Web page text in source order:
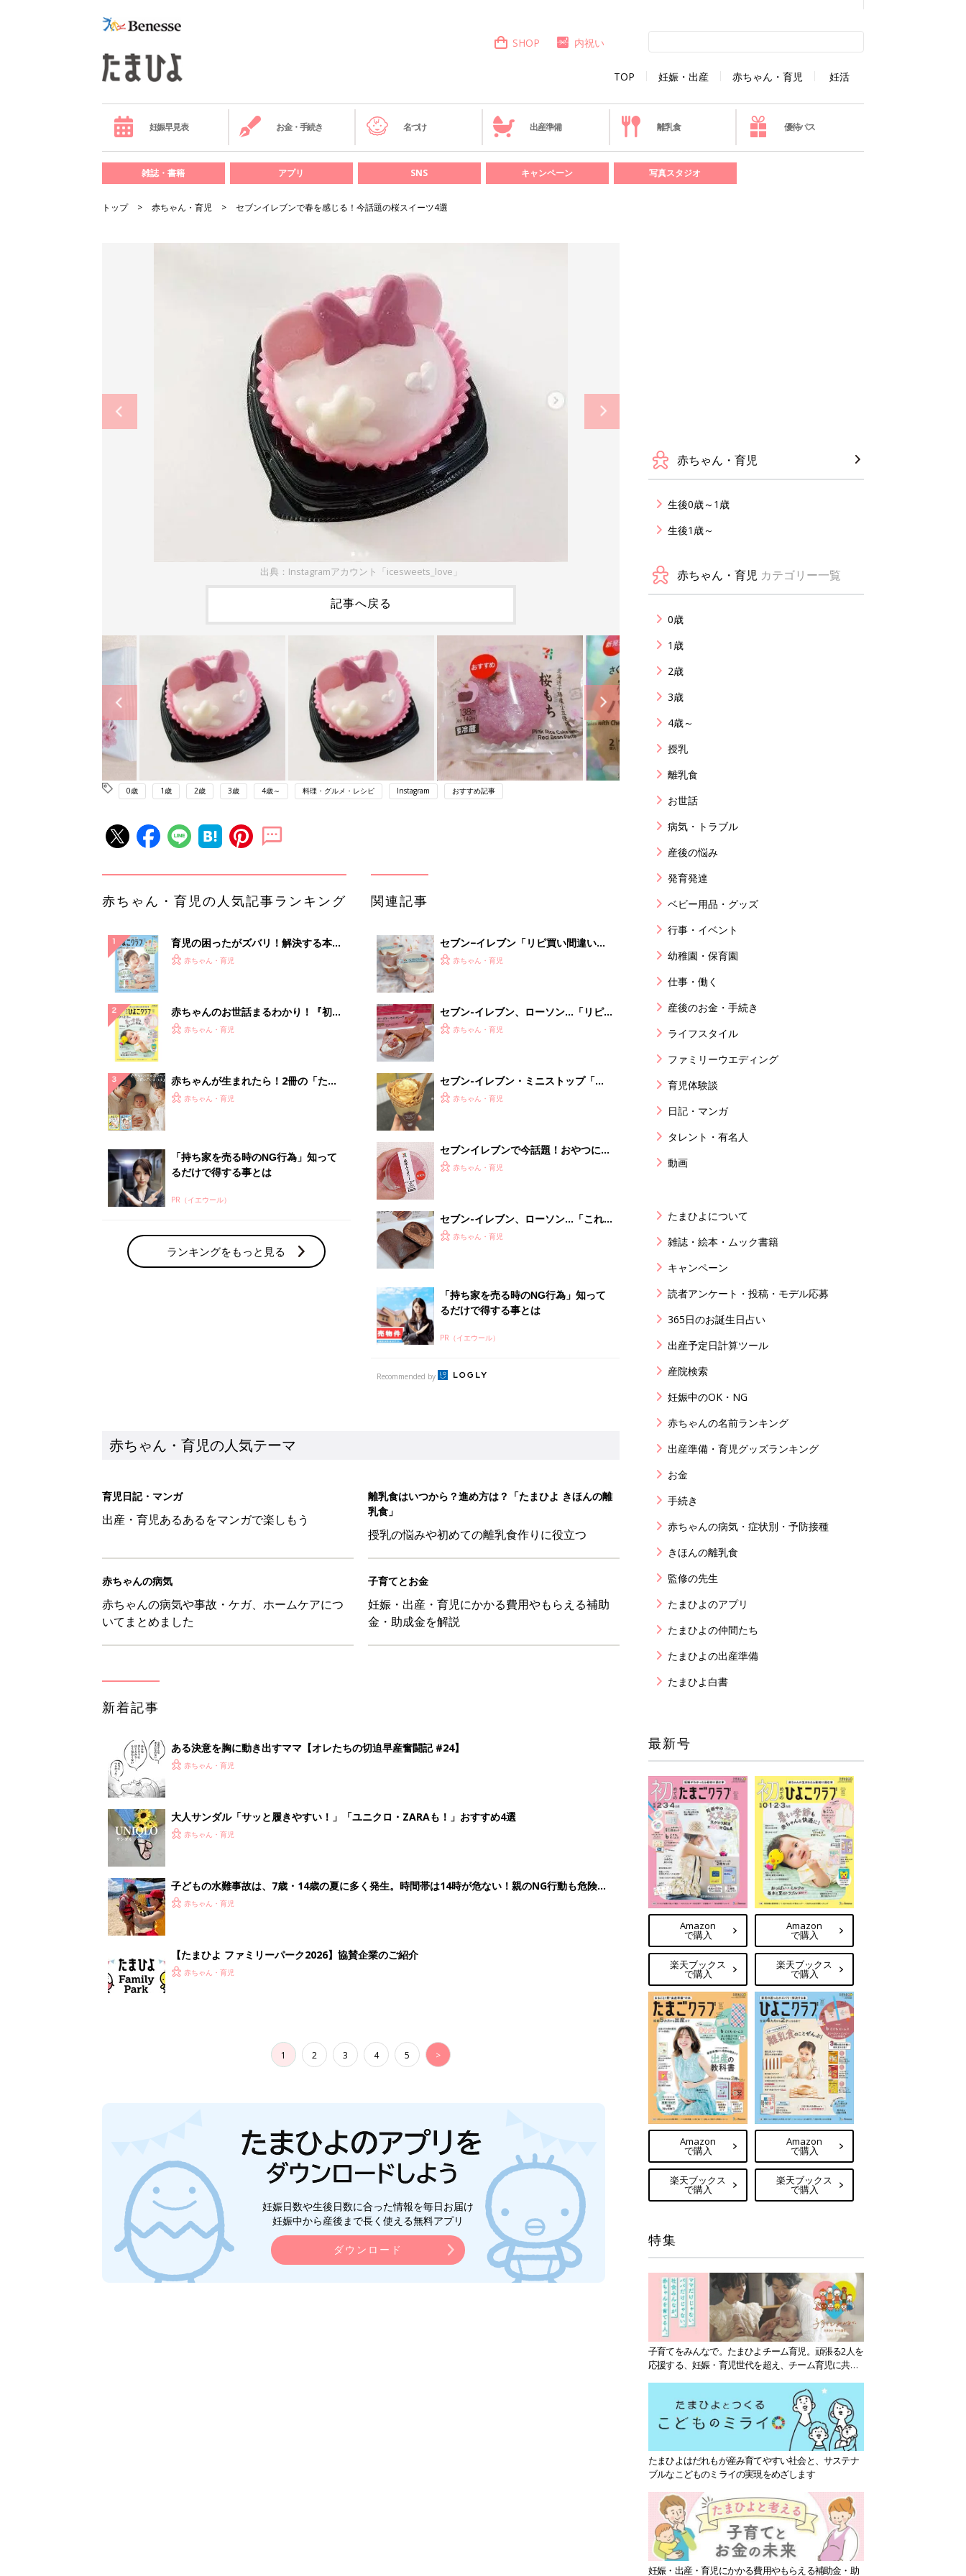
TOP 妊娠・出産 赤ちゃん・育児 妊活
SHOP 内祝い
妊娠早見表 お金・手続き 名づけ 出産準備 離乳食 優待パス
雑誌・書籍 アプリ SNS キャンペーン 写真スタジオ
トップ 赤ちゃん・育児 セブンイレブンで春を感じる！今話題の桜スイーツ4選
出典：Instagramアカウント「icesweets_love」
記事へ戻る
0歳 1歳 2歳 3歳 4歳～ 料理・グルメ・レシピ Instagram おすすめ記事
赤ちゃん・育児の人気記事ランキング
育児の困ったがズバリ！解決する本
『ひよこクラブ 夏号』 4カ月～2才
赤ちゃん・育児
赤ちゃんのお世話まるわかり！『初め
てのひよこクラブ 夏号』〈巻頭大特
赤ちゃん・育児
赤ちゃんが生まれたら！2冊の「たま
ひよ」
赤ちゃん・育児
「持ち家を売る時のNG行為」知って
るだけで得する事とは
PR（イエウール）
ランキングをもっと見る
関連記事
セブン−イレブン「リピ買い間違いな
しっ！」「ほっと一息つきたいときに
赤ちゃん・育児
セブン-イレブン、ローソン…「リピ
買い必須」「絶妙なバランスがたまら
赤ちゃん・育児
セブン-イレブン・ミニストップ「ね
っとり＆なめらかで美味しい！」「リ
赤ちゃん・育児
セブンイレブンで今話題！おやつに食
べたい人気スイーツ5選
赤ちゃん・育児
セブン-イレブン、ローソン…「これ
はリピしたい」「贅沢すぎ」話題のチ
赤ちゃん・育児
「持ち家を売る時のNG行為」知って
るだけで得する事とは
PR（イエウール）
Recommended by
赤ちゃん・育児の人気テーマ
育児日記・マンガ
出産・育児あるあるをマンガで楽しもう
離乳食はいつから？進め方は？「たまひよ きほんの離
乳食」
授乳の悩みや初めての離乳食作りに役立つ
赤ちゃんの病気
赤ちゃんの病気や事故・ケガ、ホームケアにつ
いてまとめました
子育てとお金
妊娠・出産・育児にかかる費用やもらえる補助
金・助成金を解説
新着記事
ある決意を胸に動き出すママ【オレたちの切迫早産奮闘記 #24】
赤ちゃん・育児
大人サンダル「サッと履きやすい！」「ユニクロ・ZARAも！」おすすめ4選
赤ちゃん・育児
子どもの水難事故は、7歳・14歳の夏に多く発生。時間帯は14時が危ない！親のNG行動も危険を
まねく【専門家】
赤ちゃん・育児
【たまひよ ファミリーパーク2026】協賛企業のご紹介
赤ちゃん・育児
1 2 3 4 5 >
妊娠日数や生後日数に合った情報を毎日お届け
妊娠中から産後まで長く使える無料アプリ
ダウンロード
赤ちゃん・育児
生後0歳～1歳
生後1歳～
赤ちゃん・育児 カテゴリー一覧
0歳
1歳
2歳
3歳
4歳～
授乳
離乳食
お世話
病気・トラブル
産後の悩み
発育発達
ベビー用品・グッズ
行事・イベント
幼稚園・保育園
仕事・働く
産後のお金・手続き
ライフスタイル
ファミリーウエディング
育児体験談
日記・マンガ
タレント・有名人
動画
たまひよについて
雑誌・絵本・ムック書籍
キャンペーン
読者アンケート・投稿・モデル応募
365日のお誕生日占い
出産予定日計算ツール
産院検索
妊娠中のOK・NG
赤ちゃんの名前ランキング
出産準備・育児グッズランキング
お金
手続き
赤ちゃんの病気・症状別・予防接種
きほんの離乳食
監修の先生
たまひよのアプリ
たまひよの仲間たち
たまひよの出産準備
たまひよ白書
最新号
Amazon
で購入
楽天ブックス
で購入
Amazon
で購入
楽天ブックス
で購入
Amazon
で購入
楽天ブックス
で購入
Amazon
で購入
楽天ブックス
で購入
特集
子育てをみんなで。たまひよチーム育児。頑張る2人を
応援する、妊娠・育児世代を超え、チーム育児に共感
たまひよはだれもが産み育てやすい社会と、サステナ
ブルなこどものミライの実現をめざします
妊娠・出産・育児にかかる費用やもらえる補助金・助